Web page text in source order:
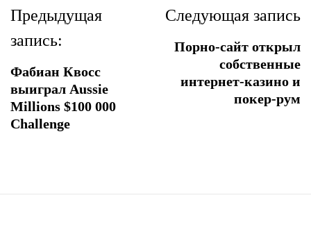
по
записям
Предыдущая
запись:
Фабиан Квосс
выиграл Aussie
Millions $100 000
Challenge
Следующая запись
Порно-сайт открыл
собственные
интернет-казино и
покер-рум